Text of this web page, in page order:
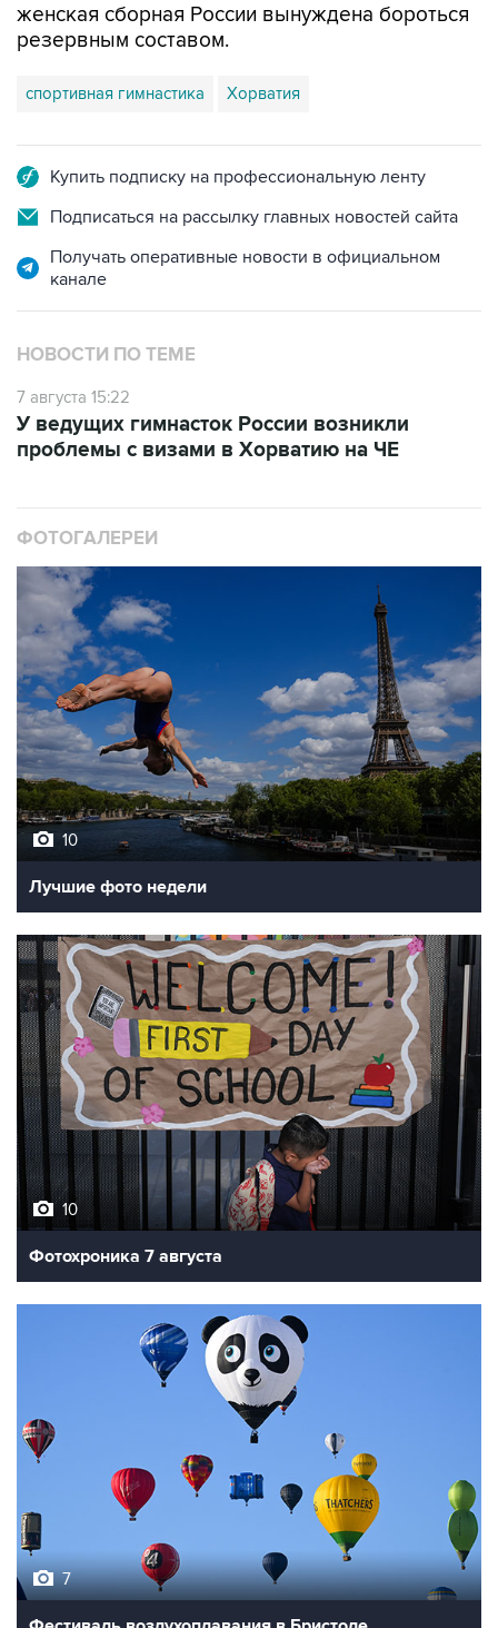
женская сборная России вынуждена бороться
резервным составом.
спортивная гимнастика Хорватия
Купить подписку на профессиональную ленту
Подписаться на рассылку главных новостей сайта
Получать оперативные новости в официальном
канале
НОВОСТИ ПО ТЕМЕ
7 августа 15:22
У ведущих гимнасток России возникли
проблемы с визами в Хорватию на ЧЕ
ФОТОГАЛЕРЕИ
10
Лучшие фото недели
10
Фотохроника 7 августа
7